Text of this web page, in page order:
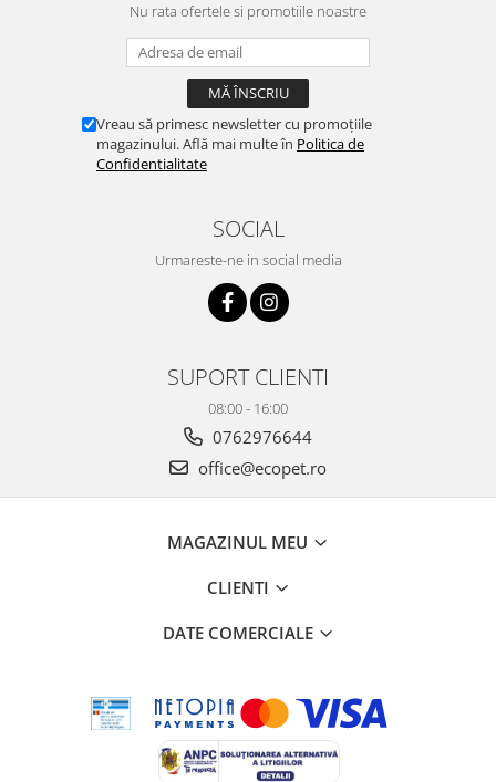
Nu rata ofertele si promotiile noastre
Vreau să primesc newsletter cu promoțiile
magazinului. Află mai multe în Politica de
Confidentialitate
SOCIAL
Urmareste-ne in social media
SUPORT CLIENTI
08:00 - 16:00
0762976644
office@ecopet.ro
MAGAZINUL MEU
CLIENTI
DATE COMERCIALE